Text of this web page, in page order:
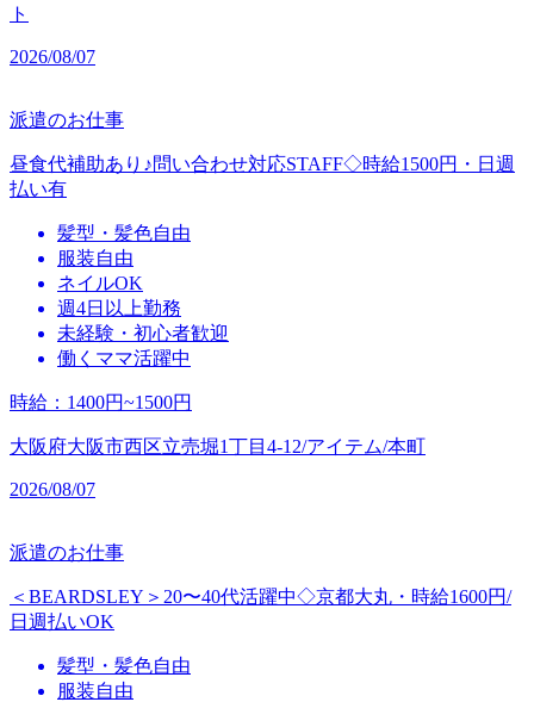
ト
2026/08/07
派遣のお仕事
昼食代補助あり♪問い合わせ対応STAFF◇時給1500円・日週
払い有
髪型・髪色自由
服装自由
ネイルOK
週4日以上勤務
未経験・初心者歓迎
働くママ活躍中
時給 ： 1400円~1500円
大阪府大阪市西区立売堀1丁目4-12/アイテム/本町
2026/08/07
派遣のお仕事
＜BEARDSLEY＞20〜40代活躍中◇京都大丸・時給1600円/
日週払いOK
髪型・髪色自由
服装自由